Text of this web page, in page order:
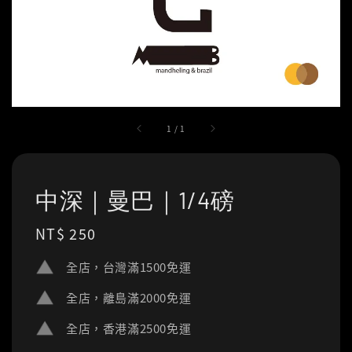
1 / 1
中深｜曼巴｜1/4磅
Regular
NT$ 250
全店，台灣滿1500免運
全店，離島滿2000免運
全店，香港滿2500免運